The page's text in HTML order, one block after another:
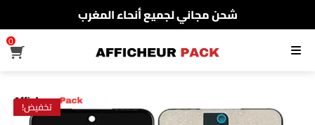
شحن مجاني لجميع أنحاء المغرب
شحن مجاني لجميع أنحاء المغرب
القائمة
0
تخفيض!